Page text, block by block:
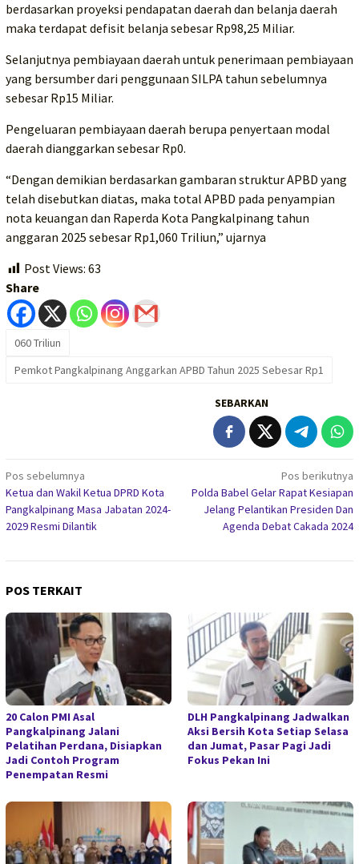
berdasarkan proyeksi pendapatan daerah dan belanja daerah
maka terdapat defisit belanja sebesar Rp98,25 Miliar.
Selanjutnya pembiayaan daerah untuk penerimaan pembiayaan
yang bersumber dari penggunaan SILPA tahun sebelumnya
sebesar Rp15 Miliar.
Pengeluaran pembiayaan daerah berupa penyertaan modal
daerah dianggarkan sebesar Rp0.
“Dengan demikian berdasarkan gambaran struktur APBD yang
telah disebutkan diatas, maka total APBD pada penyampian
nota keuangan dan Raperda Kota Pangkalpinang tahun
anggaran 2025 sebesar Rp1,060 Triliun,” ujarnya
Post Views: 63
Share
060 Triliun
Pemkot Pangkalpinang Anggarkan APBD Tahun 2025 Sebesar Rp1
SEBARKAN
Navigasi
pos
Pos sebelumnya
Ketua dan Wakil Ketua DPRD Kota
Pangkalpinang Masa Jabatan 2024-
2029 Resmi Dilantik
Pos berikutnya
Polda Babel Gelar Rapat Kesiapan
Jelang Pelantikan Presiden Dan
Agenda Debat Cakada 2024
POS TERKAIT
20 Calon PMI Asal
Pangkalpinang Jalani
Pelatihan Perdana, Disiapkan
Jadi Contoh Program
Penempatan Resmi
DLH Pangkalpinang Jadwalkan
Aksi Bersih Kota Setiap Selasa
dan Jumat, Pasar Pagi Jadi
Fokus Pekan Ini